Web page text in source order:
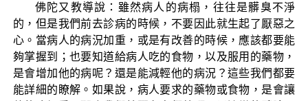
佛陀又教導說：雖然病人的病榻，往往是髒臭不淨
的，但是我們前去診病的時候，不要因此就生起了厭惡之
心。當病人的病況加重，或是有改善的時候，應該都要能
夠掌握到；也要知道給病人吃的食物，以及服用的藥物，
是會增加他的病呢？還是能減輕他的病況？這些我們都要
能詳細的瞭解。如果說，病人要求的藥物或食物，是會讓